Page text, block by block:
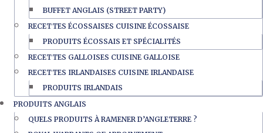
BUFFET ANGLAIS (STREET PARTY)
RECETTES ÉCOSSAISES CUISINE ÉCOSSAISE
PRODUITS ÉCOSSAIS ET SPÉCIALITÉS
RECETTES GALLOISES CUISINE GALLOISE
RECETTES IRLANDAISES CUISINE IRLANDAISE
PRODUITS IRLANDAIS
PRODUITS ANGLAIS
QUELS PRODUITS À RAMENER D’ANGLETERRE ?